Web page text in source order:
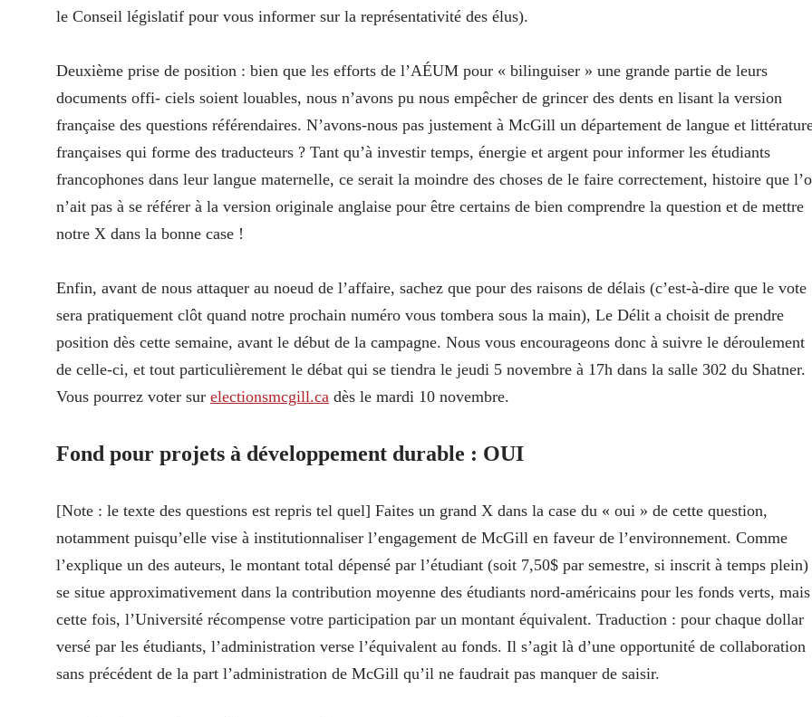
le Conseil législatif pour vous informer sur la représentativité des élus).
Deuxième prise de position : bien que les efforts de l’AÉUM pour « bilinguiser » une grande partie de leurs
documents offi- ciels soient louables, nous n’avons pu nous empêcher de grincer des dents en lisant la version
française des questions référendaires. N’avons-nous pas justement à McGill un département de langue et
françaises qui forme des traducteurs ? Tant qu’à investir temps, énergie et argent pour informer les étudiants
francophones dans leur langue maternelle, ce serait la moindre des choses de le faire correctement, histoire que
n’ait pas à se référer à la version originale anglaise pour être certains de bien comprendre la question et de mettre
notre X dans la bonne case !
Enfin, avant de nous attaquer au noeud de l’affaire, sachez que pour des raisons de délais (c’est-à-dire que le vote
sera pratiquement clôt quand notre prochain numéro vous tombera sous la main), Le Délit a choisit de prendre
position dès cette semaine, avant le début de la campagne. Nous vous encourageons donc à suivre le déroulement
de celle-ci, et tout particulièrement le débat qui se tiendra le jeudi 5 novembre à 17h dans la salle 302 du Shatner.
Vous pourrez voter sur electionsmcgill​.ca dès le mardi 10 novembre.
Fond pour projets à développement durable : OUI
[Note : le texte des questions est repris tel quel] Faites un grand X dans la case du « oui » de cette question,
notamment puisqu’elle vise à institutionnaliser l’engagement de McGill en faveur de l’environnement. Comme
l’explique un des auteurs, le montant total dépensé par l’étudiant (soit 7,50$ par semestre, si inscrit à temps plein)
se situe approximativement dans la contribution moyenne des étudiants nord-américains pour les fonds verts, mais
cette fois, l’Université récompense votre participation par un montant équivalent. Traduction : pour chaque dollar
versé par les étudiants, l’administration verse l’équivalent au fonds. Il s’agit là d’une opportunité de collaboration
sans précédent de la part l’administration de McGill qu’il ne faudrait pas manquer de saisir.